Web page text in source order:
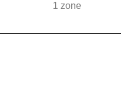
1 zone